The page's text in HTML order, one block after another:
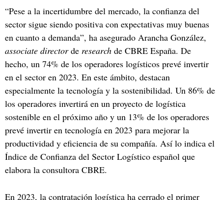
“Pese a la incertidumbre del mercado, la confianza del
sector sigue siendo positiva con expectativas muy buenas
en cuanto a demanda”, ha asegurado Arancha González,
associate directorde research de CBRE España. De
hecho, un 74% de los operadores logísticos prevé invertir
en el sector en 2023. En este ámbito, destacan
especialmente la tecnología y la sostenibilidad. Un 86% de
los operadores invertirá en un proyecto de logística
sostenible en el próximo año y un 13% de los operadores
prevé invertir en tecnología en 2023 para mejorar la
productividad y eficiencia de su compañía. Así lo indica el
Índice de Confianza del Sector Logístico español que
elabora la consultora CBRE.
En 2023, la contratación logística ha cerrado el primer